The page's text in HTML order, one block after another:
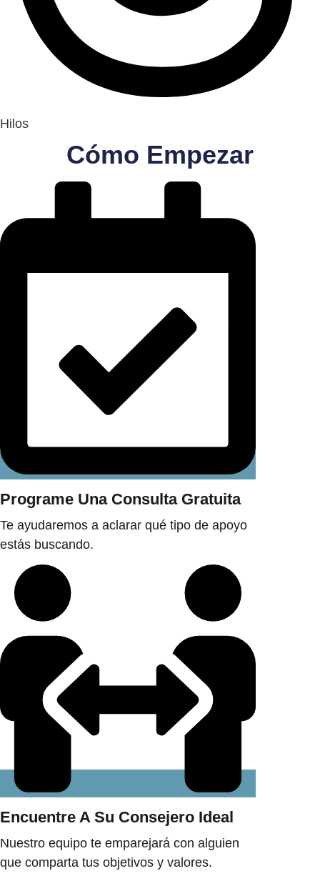
Hilos
Cómo Empezar
Programe Una Consulta Gratuita
Te ayudaremos a aclarar qué tipo de apoyo
estás buscando.
Encuentre A Su Consejero Ideal
Nuestro equipo te emparejará con alguien
que comparta tus objetivos y valores.